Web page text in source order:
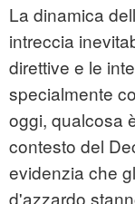
La dinamica
intreccia
direttive e le
specialmente
oggi, qualcosa
contesto del
evidenzia che
d'azzardo